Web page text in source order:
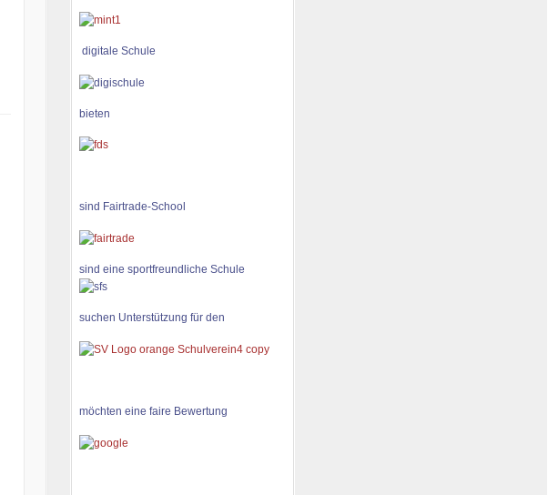
digitale Schule
bieten
sind Fairtrade-School
sind eine sportfreundliche Schule
suchen Unterstützung für den
möchten eine faire Bewertung